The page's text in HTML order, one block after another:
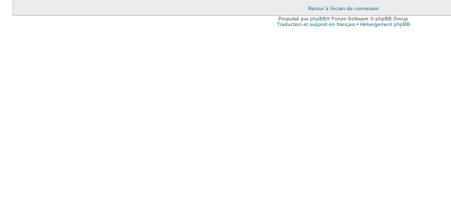
Retour à l’écran de connexion
Propulsé parphpBB® Forum Software © phpBB Group
Traduction et support en français• Hébergement phpBB